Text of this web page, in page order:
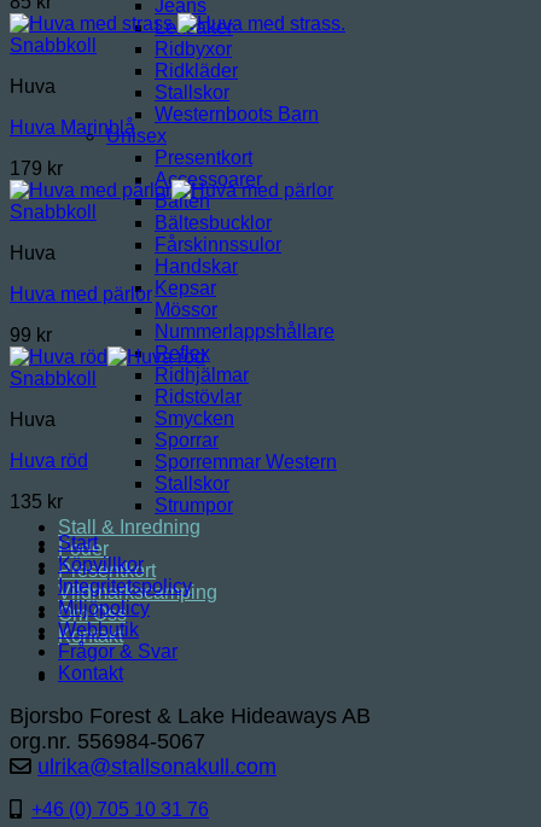
Jeans
Leksaker
Ridbyxor
Ridkläder
Stallskor
Westernboots Barn
Unisex
Presentkort
Accessoarer
Bälten
Bältesbucklor
Fårskinnssulor
Handskar
Kepsar
Mössor
Nummerlappshållare
Reflex
Ridhjälmar
Ridstövlar
Smycken
Sporrar
Sporremmar Western
Stallskor
Strumpor
Stall & Inredning
Foder
Presentkort
Vildmarkscamping
Om Oss
Kontakt
Snabbkoll
Huva
Huva Marinblå
179 kr
Snabbkoll
Huva
Huva med pärlor
99 kr
Snabbkoll
Huva
Huva röd
135 kr
Start
Köpvillkor
Integritetspolicy
Miljöpolicy
Webbutik
Frågor & Svar
Kontakt
Bjorsbo Forest & Lake Hideaways AB
org.nr. 556984-5067
ulrika@stallsonakull.com
+46 (0) 705 10 31 76